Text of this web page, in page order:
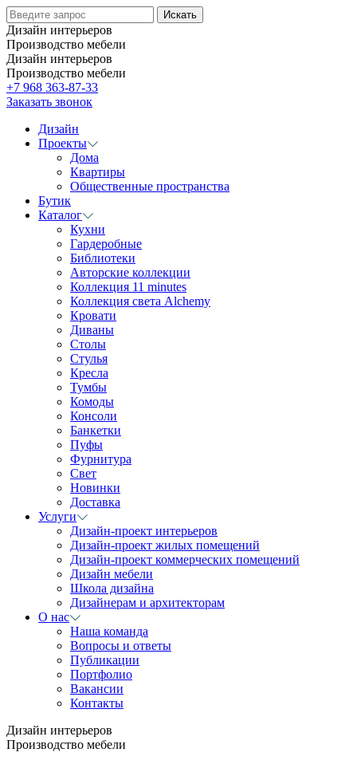
Дизайн интерьеров
Производство мебели
Дизайн интерьеров
Производство мебели
+7 968 363-87-33
Заказать звонок
Дизайн
Проекты
Дома
Квартиры
Общественные пространства
Бутик
Каталог
Кухни
Гардеробные
Библиотеки
Авторские коллекции
Коллекция 11 minutes
Коллекция света Alchemy
Кровати
Диваны
Столы
Стулья
Кресла
Тумбы
Комоды
Консоли
Банкетки
Пуфы
Фурнитура
Свет
Новинки
Доставка
Услуги
Дизайн-проект интерьеров
Дизайн-проект жилых помещений
Дизайн-проект коммерческих помещений
Дизайн мебели
Школа дизайна
Дизайнерам и архитекторам
О нас
Наша команда
Вопросы и ответы
Публикации
Портфолио
Вакансии
Контакты
Дизайн интерьеров
Производство мебели